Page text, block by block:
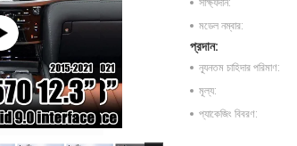
সাক্ষ্যদান:
মডেল নম্বার:
প্রদান:
ন্যূনতম চাহিদার পরিমাণ:
মূল্য:
প্যাকেজিং বিবরণ: